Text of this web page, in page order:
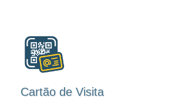
Cartão de Visita